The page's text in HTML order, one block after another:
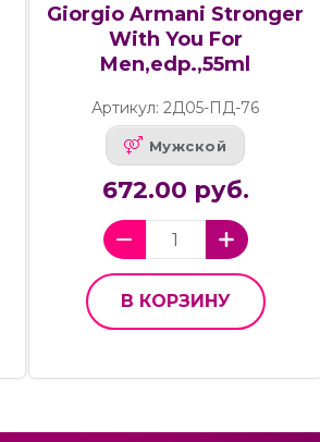
Giorgio Armani Stronger
With You For
Men,edp.,55ml
Артикул: 2Д05-ПД-76
Мужской
672.00 руб.
В КОРЗИНУ